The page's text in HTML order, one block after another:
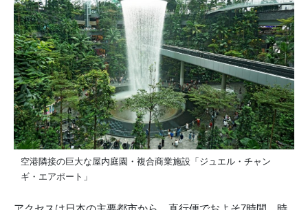
空港隣接の巨大な屋内庭園・複合商業施設「ジュエル・チャン
ギ・エアポート」